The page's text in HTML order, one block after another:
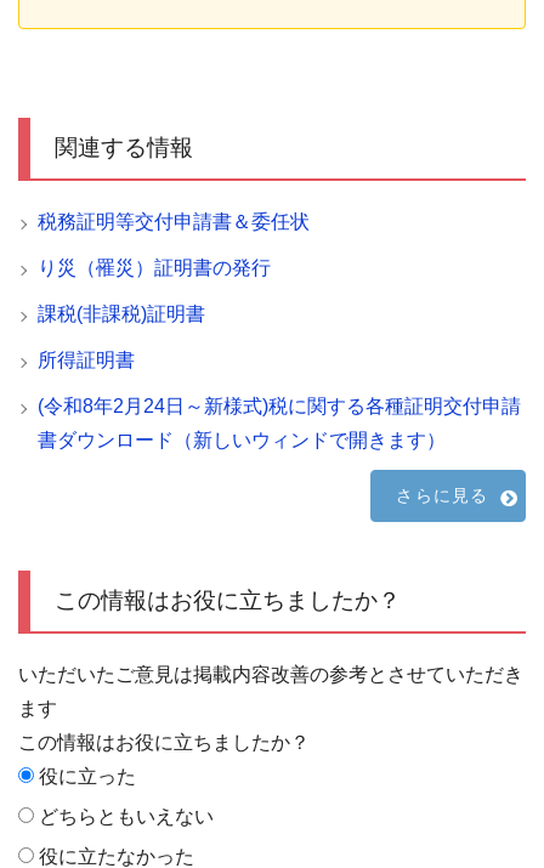
関連する情報
税務証明等交付申請書＆委任状
り災（罹災）証明書の発行
課税(非課税)証明書
所得証明書
(令和8年2月24日～新様式)税に関する各種証明交付申請
書ダウンロード（新しいウィンドで開きます）
さらに見る
この情報はお役に立ちましたか？
いただいたご意見は掲載内容改善の参考とさせていただき
ます
この情報はお役に立ちましたか？
役に立った
どちらともいえない
役に立たなかった